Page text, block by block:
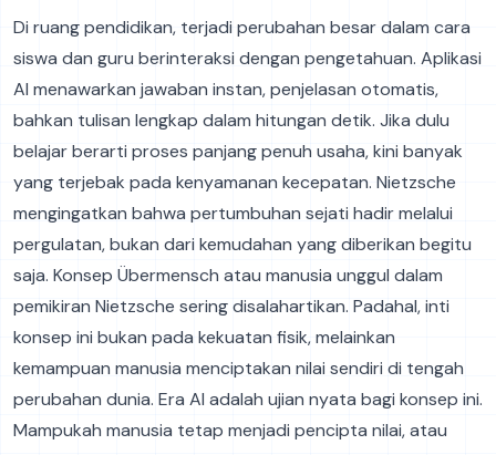
Di ruang pendidikan, terjadi perubahan besar dalam cara
siswa dan guru berinteraksi dengan pengetahuan. Aplikasi
AI menawarkan jawaban instan, penjelasan otomatis,
bahkan tulisan lengkap dalam hitungan detik. Jika dulu
belajar berarti proses panjang penuh usaha, kini banyak
yang terjebak pada kenyamanan kecepatan. Nietzsche
mengingatkan bahwa pertumbuhan sejati hadir melalui
pergulatan, bukan dari kemudahan yang diberikan begitu
saja. Konsep Übermensch atau manusia unggul dalam
pemikiran Nietzsche sering disalahartikan. Padahal, inti
konsep ini bukan pada kekuatan fisik, melainkan
kemampuan manusia menciptakan nilai sendiri di tengah
perubahan dunia. Era AI adalah ujian nyata bagi konsep ini.
Mampukah manusia tetap menjadi pencipta nilai, atau